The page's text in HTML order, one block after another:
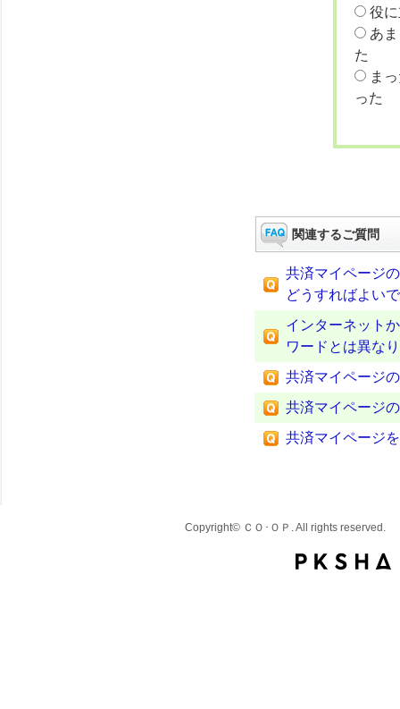
役
あ
た
ま
った
関連するご質問
共済マイページ
どうすればよい
インターネット
ワードとは異な
共済マイページ
共済マイページ
共済マイページ
Copyright© ＣＯ･ＯＰ. All rights reserved.